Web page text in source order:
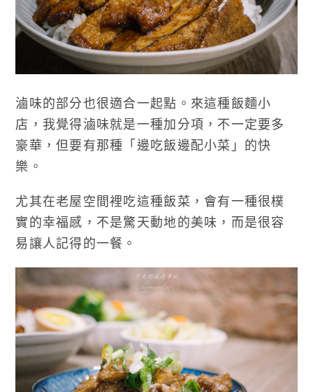
滷味的部分也很適合一起點。來這種飯麵小
店，我覺得滷味就是一種加分項，不一定要多
豪華，但要有那種「邊吃飯邊配小菜」的快
樂。
尤其在老屋空間裡吃這種飯菜，會有一種很樸
實的幸福感，不是驚天動地的美味，而是很容
易讓人記得的一餐。